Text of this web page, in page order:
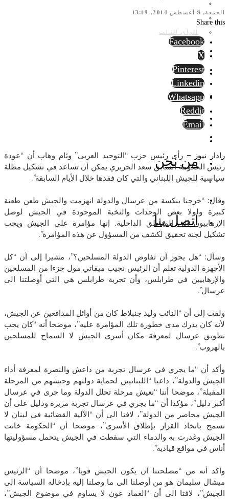
الرأي الثالث
من نحن
أسرة التحرير
اتصل بنا
الجمعة, 8 أغسطس 2014, 13:19
Share this
Facebook
X
Pinterest
Linkedin
Whatsapp
Reddit
Email
رادار نيوز – رأى رئيس حزب “التوحيد العربي” وئام وهاب أن “عودة
رئيس الحكومة السابق سعد الحريري يمكن أن تساعد في تشكيل مظلة
سياسية للجيش اللبناني والتي كان فقدها خلال الأيام السابقة”.
وقال: “خرجنا بنكسة من عرسال والدولة انهزمت والجيش طعن طعنة
كبيرة ولولا بعض الوحدات والنخبة الموجودة في الجيش لوصل
الإرهابيون الى المناطق الداخلية. إنها مؤامرة على الجيش ويجب
تشكيل لجنة تحقيق لكشف من المسؤول عن هذه المؤامرة”.
وسأل: “هل يجوز أن تفاوض الدولة المسلحين؟”، مشيرا إلى أن “كل
الأجهزة الدولية تعلم أن الرئيس نجيب ميقاتي مول جزءا من المسلحين
والإرهابيين في طرابلس، وأن تجربة طرابلس هي التي أوصلتنا الى
عرسال”.
ولفت إلى أن “النائب وليد جنبلاط كان من أوائل المدافعين عن الجيش،
لأنه كان يدرك مدى خطورة تلك المؤامرة عليه”، موضحا أنه “كان يجب
تطويق عرسال لمعرفة مكان أسرى الجيش لا السماح للمسلحين
بالهروب”.
وأكد أن “ما يجري في عرسال تجربة من داعش والنصرة لمعرفة أداء
الجيش والدولة”، داعيا “اللبنانيين لحماية دولتهم وجيشهم من المرحلة
المقبلة”، موضحا أننا “نعيش مرحلة تحلل الدولة وما جرى في عرسال
أكبر دليل”، مؤكدا أن “ما يجري في عرسال تجربة مريرة ودليل على أن
الجيش محاصر من الدولة”، لافتا الى أن “الآلية القضائية في لبنان لا
تسمح باتخاذ القرار بإطلاق الأسرى”، موضحا أن “الحكومة خانت
الجيش وغدرت به والدماء التي سقطت في الجيش يتحمل مسؤوليتها
أناس في مواقع قيادية”.
وأكد أنه من “مصلحتنا أن يكون الجيش قويا”، موضحا أن “الرئيس
ميشال سليمان هو من أوصلنا الى ما وصلنا إليه بإدخاله السياسة الى
الجيش”، لافتا الى أن “العماد عون لا يساوم في موضوع الجيش”،